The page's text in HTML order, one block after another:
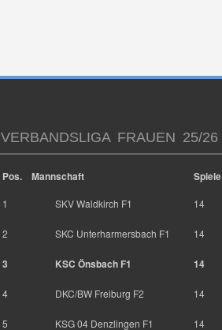
VERBANDSLIGA FRAUEN 25/26
Pos. Mannschaft Spiele
1 SKV Waldkirch F1 14
2 SKC Unterharmersbach F1 14
3 KSC Önsbach F1 14
4 DKC/BW Freiburg F2 14
5 KSG 04 Denzlingen F1 14